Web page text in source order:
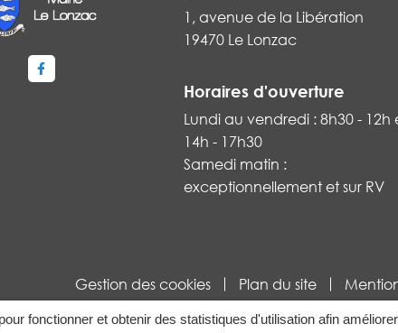
fonctionner et obtenir des statistiques d'utilisation afin
Lien vers le compte Facebook
1, avenue de la Libération
19470 Le Lonzac
Horaires d'ouverture
Lundi au vendredi : 8h30 - 12h
14h - 17h30
Samedi matin :
exceptionnellement et sur RV
Gestion des cookies Plan du site